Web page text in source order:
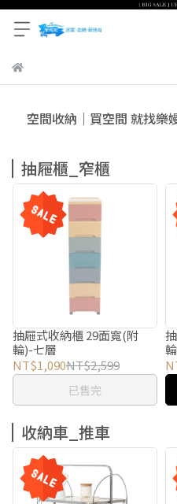
空間收納｜買空間 就找樂
抽屜櫃_窄櫃
抽屜式收納櫃 29面寬(附
輪)-七層
NT$1,090NT$2,599
已售完
收納車_推車